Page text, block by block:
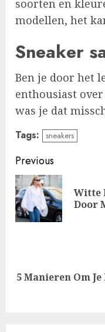
soorten en
modellen, het
Sneaker
Ben je door het
enthousiast
was je dat
Tags: sneakers
Continue
Reading
Previous
Witte
Door
Next
5 Manieren Om